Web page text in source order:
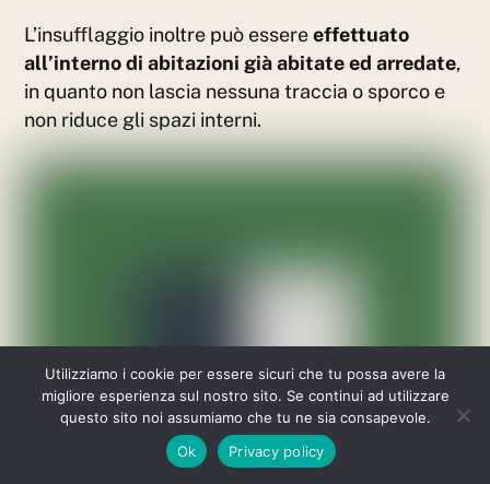
L’insufflaggio inoltre può essereeffettuato
all’interno di abitazioni già abitate ed arredate,
in quanto non lascia nessuna traccia o sporco e
non riduce gli spazi interni.
Utilizziamo i cookie per essere sicuri che tu possa avere la
migliore esperienza sul nostro sito. Se continui ad utilizzare
questo sito noi assumiamo che tu ne sia consapevole.
Ok
Privacy policy